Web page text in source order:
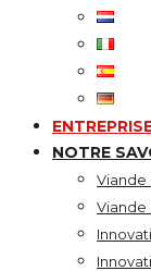
NOTRE
Viande
Viande